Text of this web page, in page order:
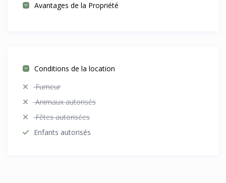
Avantages de la Propriété
Conditions de la location
Fumeur
Animaux autorisés
Fêtes autorisées
Enfants autorisés